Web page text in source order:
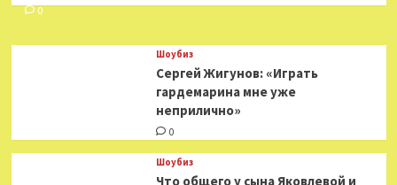
руки
сердца
0
Шоубиз
Сергей Жигунов: «Играть
гардемарина мне уже
неприлично»
0
Шоубиз
Что общего у сына Яковлевой и